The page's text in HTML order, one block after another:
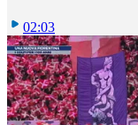
02:03